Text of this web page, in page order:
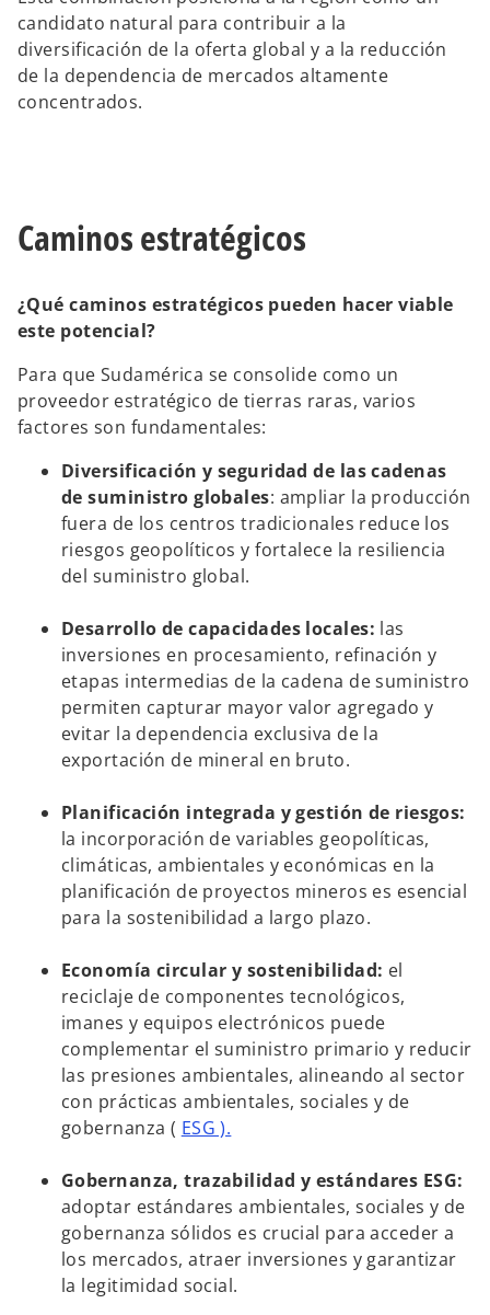
candidato natural para contribuir a la
diversificación de la oferta global y a la reducción
de la dependencia de mercados altamente
concentrados.
Caminos estratégicos
¿Qué caminos estratégicos pueden hacer viable
este potencial?
Para que Sudamérica se consolide como un
proveedor estratégico de tierras raras, varios
factores son fundamentales:
Diversificación y seguridad de las cadenas
de suministro globales: ampliar la producción
fuera de los centros tradicionales reduce los
riesgos geopolíticos y fortalece la resiliencia
del suministro global.
Desarrollo de capacidades locales: las
inversiones en procesamiento, refinación y
etapas intermedias de la cadena de suministro
permiten capturar mayor valor agregado y
evitar la dependencia exclusiva de la
exportación de mineral en bruto.
Planificación integrada y gestión de riesgos:
la incorporación de variables geopolíticas,
climáticas, ambientales y económicas en la
planificación de proyectos mineros es esencial
para la sostenibilidad a largo plazo.
Economía circular y sostenibilidad: el
reciclaje de componentes tecnológicos,
imanes y equipos electrónicos puede
complementar el suministro primario y reducir
las presiones ambientales, alineando al sector
con prácticas ambientales, sociales y de
gobernanza ( ESG ).
Gobernanza, trazabilidad y estándares ESG:
adoptar estándares ambientales, sociales y de
gobernanza sólidos es crucial para acceder a
los mercados, atraer inversiones y garantizar
la legitimidad social.